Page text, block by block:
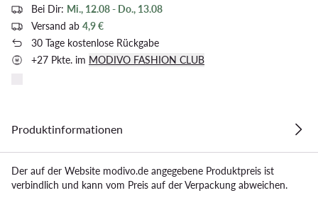
Bei Dir: Mi., 12.08 - Do., 13.08
Versand ab 4,9 €
30 Tage kostenlose Rückgabe
+27 Pkte. im MODIVO FASHION CLUB
Produktinformationen
Der auf der Website modivo.de angegebene Produktpreis ist
verbindlich und kann vom Preis auf der Verpackung abweichen.